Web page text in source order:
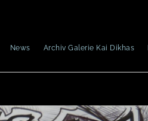
News Archiv Galerie Kai Dikhas